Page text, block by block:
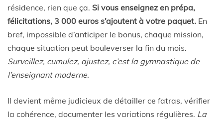
résidence, rien que ça. Si vous enseignez en prépa,
félicitations, 3 000 euros s’ajoutent à votre paquet. En
bref, impossible d’anticiper le bonus, chaque mission,
chaque situation peut bouleverser la fin du mois.
Surveillez, cumulez, ajustez, c’est la gymnastique de
l’enseignant moderne.
Il devient même judicieux de détailler ce fatras, vérifier
la cohérence, documenter les variations régulières. La